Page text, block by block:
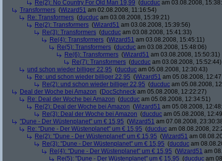
Re(2): No Country For Old Man 19,99 (ducduc am 03.08.2008,
Transformers (Wizard51 am 02.08.2008, 11:16:54)
Re: Transformers (ducduc am 03.08.2008, 15:39:21)
Re(2): Transformers (Wizard51 am 03.08.2008, 15:39:56)
Re(3): Transformers (ducduc am 03.08.2008, 15:41:33)
Re(4): Transformers (Wizard51 am 03.08.2008, 15:45:11)
Re(5): Transformers (ducduc am 03.08.2008, 15:48:06)
Re(6): Transformers (Wizard51 am 03.08.2008, 15:50:31)
Re(7): Transformers (ducduc am 03.08.2008, 15:52:44)
und schon wieder billiger 22,95 (ducduc am 05.08.2008, 12:30:43)
Re: und schon wieder billiger 22,95 (Wizard51 am 05.08.2008,
Re(2): und schon wieder billiger 22,95 (ducduc am 05.08.2008,
Deal der Woche bei Amazon (DocSchneck am 05.08.2008, 12:22:27)
Re: Deal der Woche bei Amazon (ducduc am 05.08.2008, 12:34:51)
Re(2): Deal der Woche bei Amazon (Wizard51 am 05.08.2008,
Re(3): Deal der Woche bei Amazon (ducduc am 05.08.2008,
"Dune - Der Wüstenplanet" um € 15,95 (Wizard51 am 07.08.2008,
Re: "Dune - Der Wüstenplanet" um € 15,95 (ducduc am 08.08.2008,
Re(2): "Dune - Der Wüstenplanet" um € 15,95 (Wizard51 am
Re(3): "Dune - Der Wüstenplanet" um € 15,95 (ducduc am
Re(4): "Dune - Der Wüstenplanet" um € 15,95 (Wizard51 am
Re(5): "Dune - Der Wüstenplanet" um € 15,95 (ducduc am